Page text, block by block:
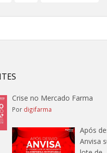
Crise no Mercado Farma
Por digifarma
Após
Anvisa